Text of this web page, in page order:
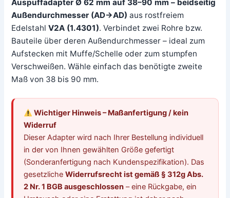
Auspuffadapter Ø 62 mm auf 38–90 mm – beidseitig
Außendurchmesser (AD→AD) aus rostfreiem
EdelstahlV2A (1.4301). Verbindet zwei Rohre bzw.
Bauteile über deren Außendurchmesser – ideal zum
Aufstecken mit Muffe/Schelle oder zum stumpfen
Verschweißen. Wähle einfach das benötigte zweite
Maß von 38 bis 90 mm.
Wichtiger Hinweis – Maßanfertigung / kein
Widerruf
Dieser Adapter wird nach Ihrer Bestellung individuell
in der von Ihnen gewählten Größe gefertigt
(Sonderanfertigung nach Kundenspezifikation). Das
gesetzlicheWiderrufsrecht ist gemäß § 312g Abs.
2 Nr. 1 BGB ausgeschlossen – eine Rückgabe, ein